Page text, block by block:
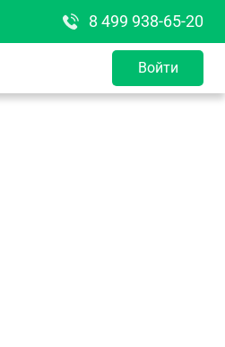
8 499 938-65-20
Войти